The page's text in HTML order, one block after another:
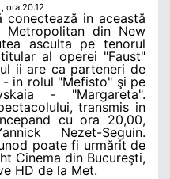
ora 20.12
conectează in această
din New
asculta pe tenorul
al operei "Faust"
ii are ca parteneri de
- in rolul "Mefisto" şi pe
- "Margareta".
transmis in
cu ora 20,00,
Nezet-Seguin.
poate fi urmărit de
Cinema din Bucureşti,
HD de la Met.